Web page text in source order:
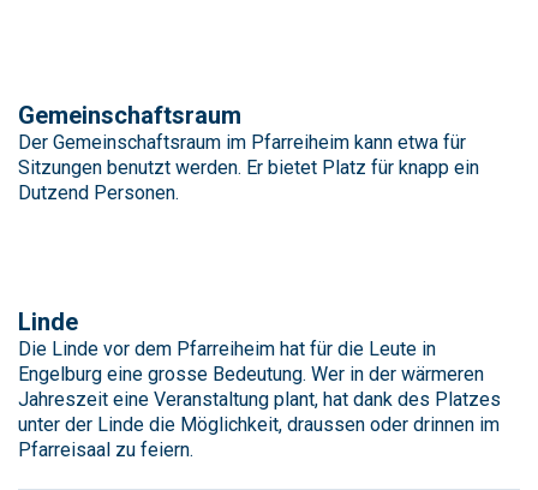
Gemeinschaftsraum
Der Gemeinschaftsraum im Pfarreiheim kann etwa für
Sitzungen benutzt werden. Er bietet Platz für knapp ein
Dutzend Personen.
Linde
Die Linde vor dem Pfarreiheim hat für die Leute in
Engelburg eine grosse Bedeutung. Wer in der wärmeren
Jahreszeit eine Veranstaltung plant, hat dank des Platzes
unter der Linde die Möglichkeit, draussen oder drinnen im
Pfarreisaal zu feiern.